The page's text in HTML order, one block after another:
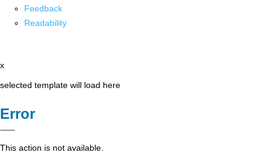
Feedback
Readability
x
selected template will load here
Error
This action is not available.